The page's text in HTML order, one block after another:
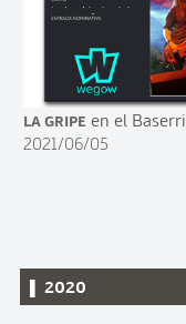
La Gripe en el
2021/06/05
▌ 2020